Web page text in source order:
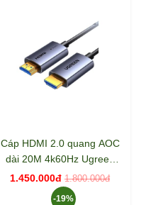
Cáp HDMI 2.0 quang AOC
dài 20M 4k60Hz Ugreen
45505 HD178
1.450.000đ 1.800.000đ
-19%